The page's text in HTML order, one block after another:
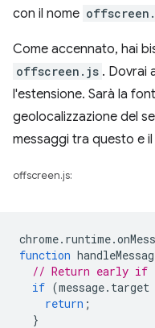
con il nome
Come accennato, hai
offscreen.js . Dovrai
l'estensione. Sarà la
geolocalizzazione del
messaggi tra questo e
offscreen.js:
chrome. runtime.
function
// Return early if
if (message. target
return ;
}